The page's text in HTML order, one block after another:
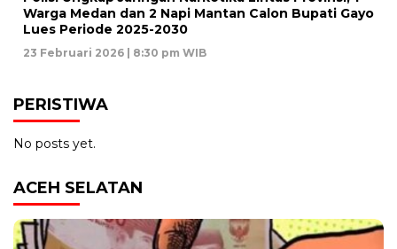
Warga Medan dan 2 Napi Mantan Calon Bupati Gayo
Lues Periode 2025-2030
23 Februari 2026 | 8:30 pm WIB
PERISTIWA
No posts yet.
ACEH SELATAN